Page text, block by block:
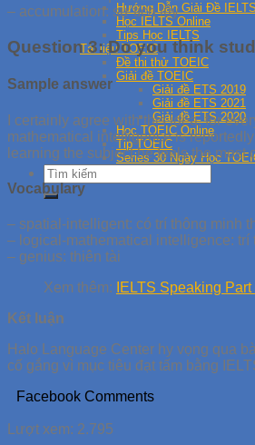
Hướng Dẫn Giải Đề IELTS
Học IELTS Online
Tips Học IELTS
Tài liệu TOEIC
Đề thi thử TOEIC
Giải đề TOEIC
Giải đề ETS 2019
Giải đề ETS 2021
Giải đề ETS 2020
Học TOEIC Online
Tip TOEIC
Series 30 Ngày Học
– accumulation: sự tích lũy
Question 3: Do you think
Sample answer
I certainly agree with this idea, for
mathematical intelligence is
learning the subject he feels the
Vocabulary
– spatial-intelligent: có trí thông minh
– logical-mathematical intelligence: trí
– genius: thiên tài
Xem thêm:
IELTS Speaking
Kết luận
Halo Language Center hy vọng qua
cố gắng vì mục tiêu đạt tấm bằng
Facebook Comments
Lượt xem: 2.795